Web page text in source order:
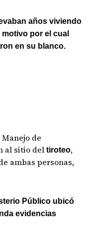
años viviendo
por el cual
en su blanco.
de
al sitio del tiroteo,
ambas personas,
Público ubicó
evidencias